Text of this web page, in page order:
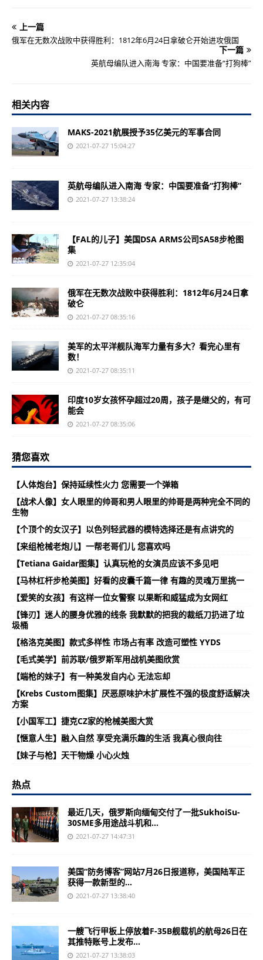
上一篇
俄军在无数次战败中获得胜利：1812年6月24日拿破仑开始进攻俄国
下一篇
英航母编队进入南海 专家：中国要准备“打狗棒”
相关内容
MAKS-2021航展授予35亿美元的军事合同
2021-07-27 15:04:27
英航母编队进入南海 专家：中国要准备“打狗棒”
2021-07-27 13:38:24
【FAL的儿子】美国DSA ARMS公司SA58步枪图
集
2021-07-27 12:35:04
俄军在无数次战败中获得胜利：1812年6月24日拿
破仑
2021-07-27 08:35:16
美军的太平洋舰队海军力量有多大？看完心里有
数！
2021-07-27 08:35:11
印度10岁女孩怀孕超过20周，孩子是继父的，有可
能会
2021-07-27 08:35:06
猜您喜欢
【人体炮台】保持延续性火力 您需要一个弹箱
【战术人像】女人眼里的帅哥和男人眼里的帅哥是两种完全不同的
生物
【个顶个的女汉子】以色列轻武器的模特选择还是有点讲究的
【来组枪械老炮儿】一帮老哥们儿 您喜欢吗
【Tetiana Gaidar图集】认真玩枪的女演员应该不多见吧
【马林杠杆步枪美图】好看的皮囊千篇一律 有趣的灵魂万里挑一
【爱笑的女孩】有这样一位女警察 以果断和威猛成为女网红
【锋刃】迷人的腰身优雅的线条 我默默的把我的裁纸刀扔进了垃
圾桶
【格洛克美图】款式多样性 市场占有率 改造可塑性 YYDS
【毛式美学】前苏联/俄罗斯军用战机美图欣赏
【端枪的妹子】有一种美发自内心 无法忘却
【Krebs Custom图集】厌恶原味护木扩展性不强的极度舒适解决
方案
【小国军工】捷克CZ家的枪械美图大赏
【惬意人生】融入自然 享受充满乐趣的生活 我真心很向往
【妹子与枪】天干物燥 小心火烛
热点
最近几天，俄罗斯向缅甸交付了一批SukhoiSu-
30SME多用途战斗机和...
2021-07-27 14:47:31
美国“防务博客”网站7月26日报道称，美国陆军正
获得一款新型的...
2021-07-27 13:38:40
一艘飞行甲板上停放着F-35B舰载机的航母26日在
其推特账号上发布...
2021-07-27 13:38:03